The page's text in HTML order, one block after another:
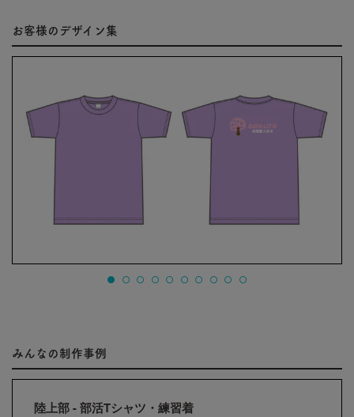
お客様のデザイン集
みんなの制作事例
陸上部 - 部活Tシャツ・練習着